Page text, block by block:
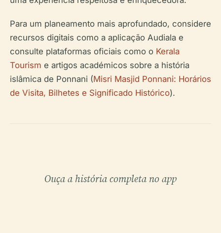
Para um planeamento mais aprofundado, considere
recursos digitais como a aplicação Audiala e
consulte plataformas oficiais como o Kerala
Tourism e artigos académicos sobre a história
islâmica de Ponnani (Misri Masjid Ponnani: Horários
de Visita, Bilhetes e Significado Histórico).
Ouça a história completa no app